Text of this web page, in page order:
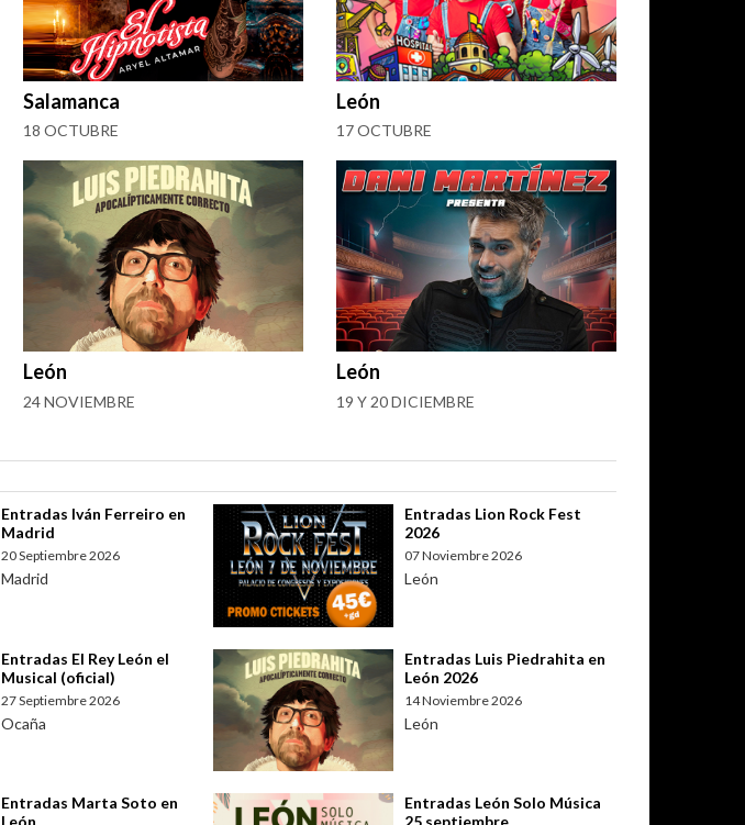
Salamanca
18 OCTUBRE
León
17 OCTUBRE
León
24 NOVIEMBRE
León
19 Y 20 DICIEMBRE
Entradas Iván Ferreiro en
Madrid
20 Septiembre 2026
Madrid
Entradas Lion Rock Fest
2026
07 Noviembre 2026
León
Entradas El Rey León el
Musical (oficial)
27 Septiembre 2026
Ocaña
Entradas Luis Piedrahita en
León 2026
14 Noviembre 2026
León
Entradas Marta Soto en
León
Entradas León Solo Música
25 septiembre